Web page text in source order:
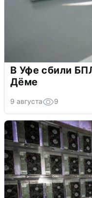
В Уфе сбили
Дёме
9 августа 9